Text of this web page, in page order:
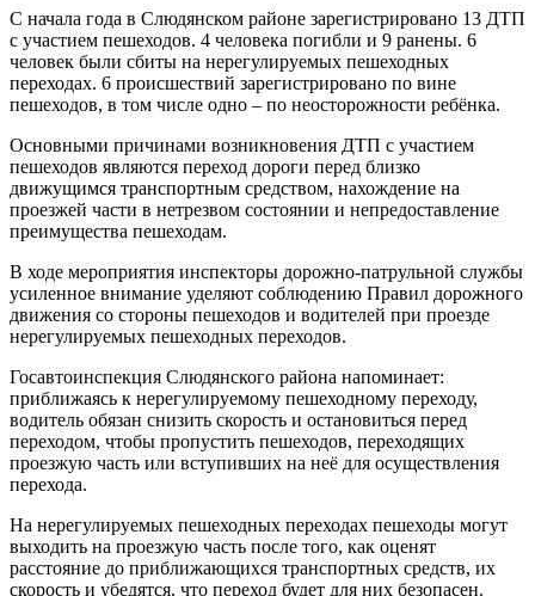
С начала года в Слюдянском районе зарегистрировано 13 ДТП
с участием пешеходов. 4 человека погибли и 9 ранены. 6
человек были сбиты на нерегулируемых пешеходных
переходах. 6 происшествий зарегистрировано по вине
пешеходов, в том числе одно – по неосторожности ребёнка.
Основными причинами возникновения ДТП с участием
пешеходов являются переход дороги перед близко
движущимся транспортным средством, нахождение на
проезжей части в нетрезвом состоянии и непредоставление
преимущества пешеходам.
В ходе мероприятия инспекторы дорожно-патрульной службы
усиленное внимание уделяют соблюдению Правил дорожного
движения со стороны пешеходов и водителей при проезде
нерегулируемых пешеходных переходов.
Госавтоинспекция Слюдянского района напоминает:
приближаясь к нерегулируемому пешеходному переходу,
водитель обязан снизить скорость и остановиться перед
переходом, чтобы пропустить пешеходов, переходящих
проезжую часть или вступивших на неё для осуществления
перехода.
На нерегулируемых пешеходных переходах пешеходы могут
выходить на проезжую часть после того, как оценят
расстояние до приближающихся транспортных средств, их
скорость и убедятся, что переход будет для них безопасен.